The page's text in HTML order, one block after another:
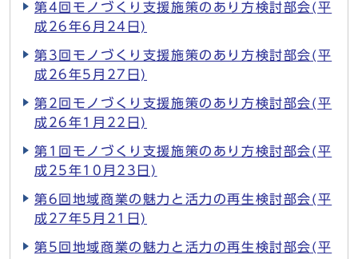
第4回モノづくり支援施策のあり方検討部会(平
成26年6月24日)
第3回モノづくり支援施策のあり方検討部会(平
成26年5月27日)
第2回モノづくり支援施策のあり方検討部会(平
成26年1月22日)
第1回モノづくり支援施策のあり方検討部会(平
成25年10月23日)
第6回地域商業の魅力と活力の再生検討部会(平
成27年5月21日)
第5回地域商業の魅力と活力の再生検討部会(平